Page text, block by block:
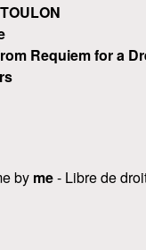
Requiem for a
by me- Libre de